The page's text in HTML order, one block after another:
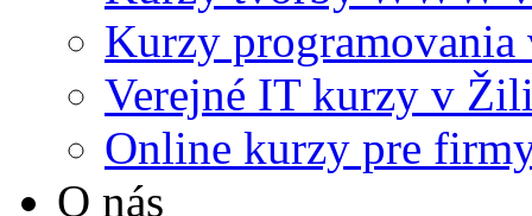
Kurzy
Verejné IT kurzy v
Online kurzy pre
O nás